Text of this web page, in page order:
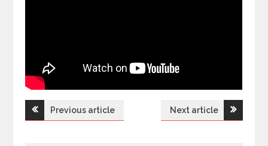
Н
Previous article Next article